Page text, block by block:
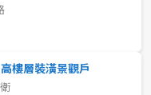
70~80 坪
樓層裝潢景觀戶